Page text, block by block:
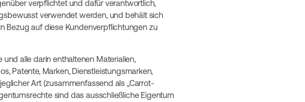
verpflichtet und dafür verantwortlich,
verwendet werden, und behält sich
Bezug auf diese Kundenverpflichtungen zu
und alle darin enthaltenen Materialien,
Patente, Marken, Dienstleistungsmarken,
Art (zusammenfassend als „Carrot-
sind das ausschließliche Eigentum